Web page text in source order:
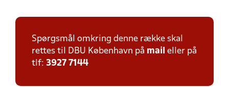
Spørgsmål omkring denne række skal
rettes til DBU København på mail eller på
tlf: 3927 7144